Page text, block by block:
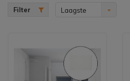
Filter
Laagste